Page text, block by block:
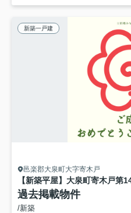
新築一戸建
邑楽郡大泉町大字寄木戸
過去掲載物件
/新築